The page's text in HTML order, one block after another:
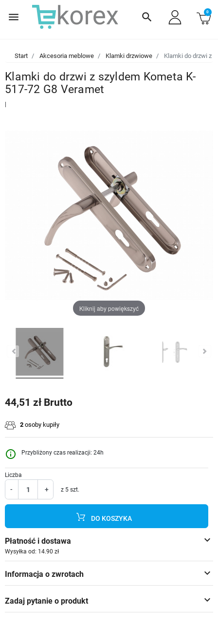
menu search 0
Start Akcesoria meblowe Klamki drzwiowe Klamki do drzwi z
Klamki do drzwi z szyldem Kometa K-
517-72 G8 Veramet
|
Kliknij aby powiększyć
44,51 zł Brutto
2 osoby kupiły
info_outline Przybliżony czas realizacji: 24h
Liczba
- + z 5 szt.
DO KOSZYKA
keyboard_arrow_down
Płatność i dostawa
Wysyłka od: 14.90 zł
keyboard_arrow_down
Informacja o zwrotach
keyboard_arrow_down
Zadaj pytanie o produkt